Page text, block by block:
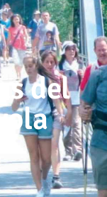
del